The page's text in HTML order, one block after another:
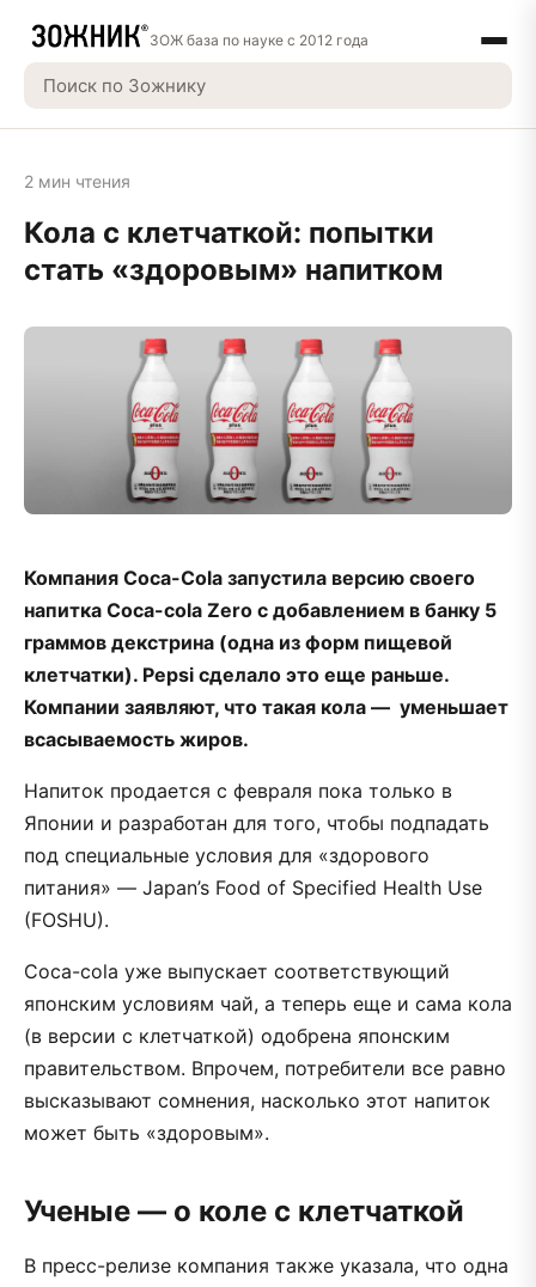
ЗОЖ база по науке с 2012 года
2 мин чтения
Кола с клетчаткой: попытки
стать «здоровым» напитком
Компания Coca-Cola запустила версию своего
напитка Coca-cola Zero с добавлением в банку 5
граммов декстрина (одна из форм пищевой
клетчатки). Pepsi сделало это еще раньше.
Компании заявляют, что такая кола — уменьшает
всасываемость жиров.
Напиток продается с февраля пока только в
Японии и разработан для того, чтобы подпадать
под специальные условия для «здорового
питания» — Japan’s Food of Specified Health Use
(FOSHU).
Coca-cola уже выпускает соответствующий
японским условиям чай, а теперь еще и сама кола
(в версии с клетчаткой) одобрена японским
правительством. Впрочем, потребители все равно
высказывают сомнения, насколько этот напиток
может быть «здоровым».
Ученые — о коле с клетчаткой
В пресс-релизе компания также указала, что одна